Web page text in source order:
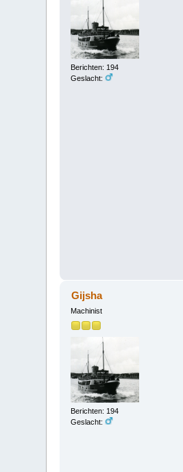
Berichten: 194
Geslacht:
Gijsha
Machinist
Berichten: 194
Geslacht: